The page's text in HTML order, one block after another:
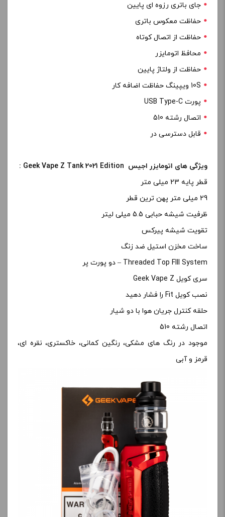
جای باتری رزوه ای پایین
حفاظت معکوس باتری
حفاظت از اتصال کوتاه
محافظ اتومایزر
حفاظت از ولتاژ پایین
10S ویپینگ حفاظت اضافه کار
پورت USB Type-C
اتصال رشته 510
قابل دسترسی در
ویژگی های اتومایزر اجیس Geek Vape Z Tank 2021 Edition :
قطر پایه 23 میلی متر
29 میلی متر پهن ترین قطر
ظرفیت شیشه حبابی 5.5 میلی لیتر
تقویت شیشه پیرکس
ساخت مخزن استیل ضد زنگ
Threaded Top FIll System – دو پورت پر
سری کویل Geek Vape Z
نصب کویل Fit را فشار دهید
حلقه کنترل جریان هوا با دو شیار
اتصال رشته 510
موجود در رنگ های مشکی، رنگین کمانی، خاکستری، نقره ای،
قرمز و آبی